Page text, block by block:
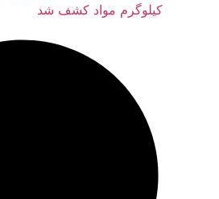
کیلوگرم مواد کشف شد